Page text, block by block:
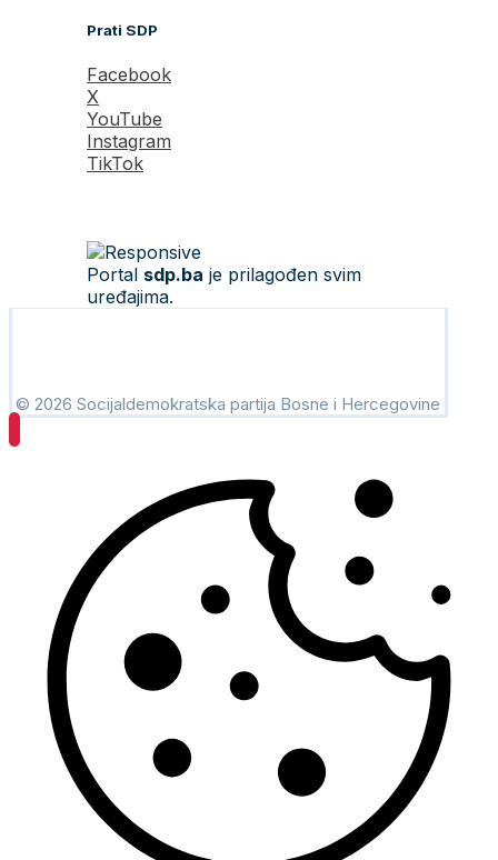
Prati SDP
Facebook
X
YouTube
Instagram
TikTok
Portal sdp.ba je prilagođen svim
uređajima.
© 2026 Socijaldemokratska partija Bosne i Hercegovine